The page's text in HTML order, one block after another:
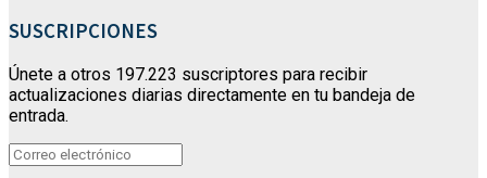
SUSCRIPCIONES
Únete a otros 197.223 suscriptores para recibir
actualizaciones diarias directamente en tu bandeja de
entrada.